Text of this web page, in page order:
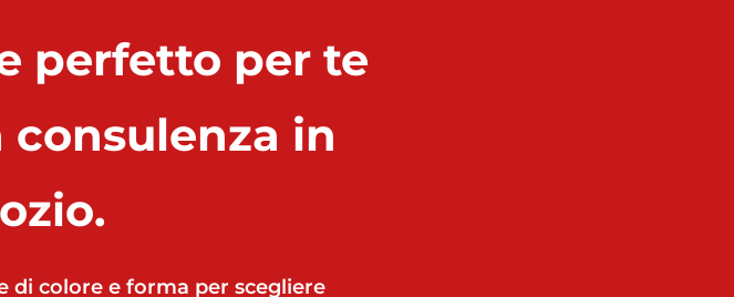
perfetto per te
in
di colore e forma per scegliere